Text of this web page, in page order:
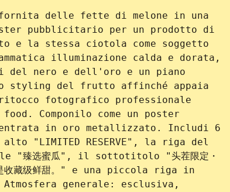
delle fette di melone in una
pubblicitario per un prodotto di
e la stessa ciotola come soggetto
illuminazione calda e dorata,
nero e dell'oro e un piano
styling del frutto affinché appaia
fotografico professionale
Componilo come un poster
in oro metallizzato. Includi 6
"LIMITED RESERVE", la riga del
臻选蜜瓜", il sottotitolo "头茬限定・
藏级鲜甜。" e una piccola riga in
Atmosfera generale: esclusiva,